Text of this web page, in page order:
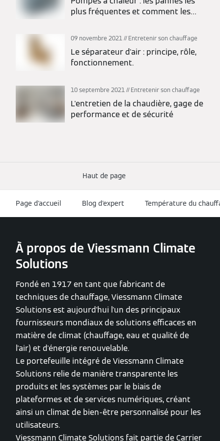
plus fréquentes et comment les
09 novembre 2021 Entretenir son chauffage
Le séparateur d'air : principe, rôle,
fonctionnement.
10 septembre 2021 Entretenir son chauffage
L'entretien de la chaudière, gage de
performance et de sécurité
Haut de page
Page d'accueil Blog d'expert Température du
À propos de Viessmann Climate
Solutions
Fondé en 1917 en tant que fabricant de
techniques de chauffage, Viessmann Climate
Solutions est aujourd'hui l'un des principaux
fournisseurs mondiaux de solutions efficaces en
matière de climat (chauffage, eau et qualité de
l'air) et d'énergie renouvelable.
Le portefeuille intégré de Viessmann Climate
Solutions relie de manière transparente les
produits et les systèmes par le biais de
plateformes et de services numériques, créant
ainsi un climat de bien-être personnalisé pour les
utilisateurs.
Viessmann Climate Solutions fait partie de Carrier